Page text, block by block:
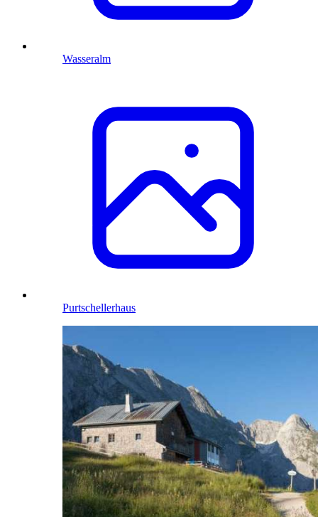
Wasseralm
Purtschellerhaus